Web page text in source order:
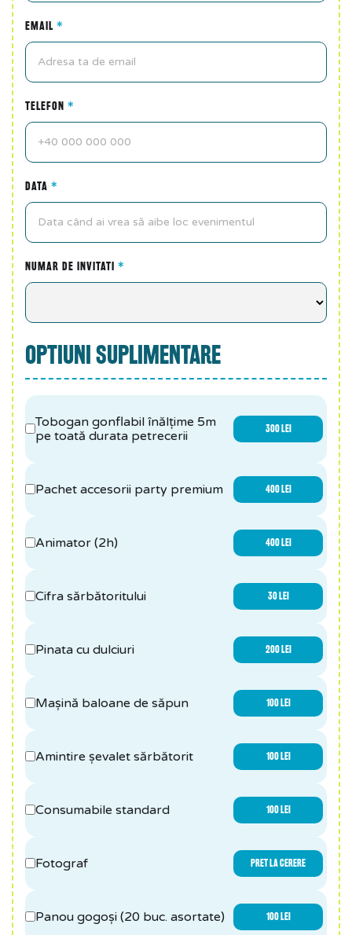
EMAIL *
TELEFON *
DATA *
NUMAR DE INVITATI *
OPTIUNI SUPLIMENTARE
Tobogan gonflabil înălțime 5m
pe toată durata petrecerii
300 LEI
Pachet accesorii party premium 400 LEI
Animator (2h) 400 LEI
Cifra sărbătoritului 30 LEI
Pinata cu dulciuri 200 LEI
Mașină baloane de săpun 100 LEI
Amintire șevalet sărbătorit 100 LEI
Consumabile standard 100 LEI
Fotograf PRET LA CERERE
Panou gogoși (20 buc. asortate) 100 LEI